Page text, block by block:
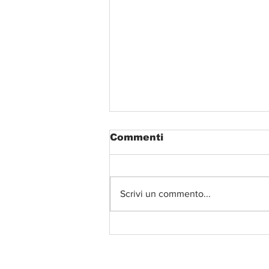
Commenti
Scrivi un commento...